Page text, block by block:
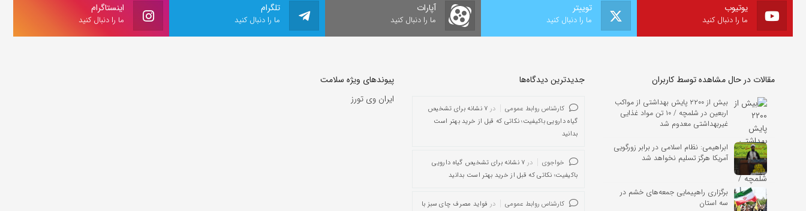
اینستاگرام
ما را دنبال کنید
تلگرام
ما را دنبال کنید
آپارات
ما را دنبال کنید
توییتر
ما را دنبال کنید
یوتیوب
ما را دنبال کنید
مقالات در حال مشاهده توسط کاربران
بیش از ۲۲۰۰ پایش بهداشتی از مواکب
اربعین در شلمچه / ۱۰ تن مواد غذایی
غیربهداشتی معدوم شد
ابراهیمی: نظام اسلامی در برابر زورگویی
آمریکا هرگز تسلیم نخواهد شد
برگزاری راهپیمایی جمعه‌های خشم در
سه استان
جدیدترین دیدگاه‌‌ها
کارشناس روابط عمومی در
۷ نشانه برای تشخیص
گیاه دارویی باکیفیت؛ نکاتی که قبل از خرید بهتر است
بدانید
خواجوی در
۷ نشانه برای تشخیص گیاه دارویی
باکیفیت؛ نکاتی که قبل از خرید بهتر است بدانید
کارشناس روابط عمومی در فواید مصرف چای سبز با
پیوندهای ویژه سلامت
ایران وی تورز